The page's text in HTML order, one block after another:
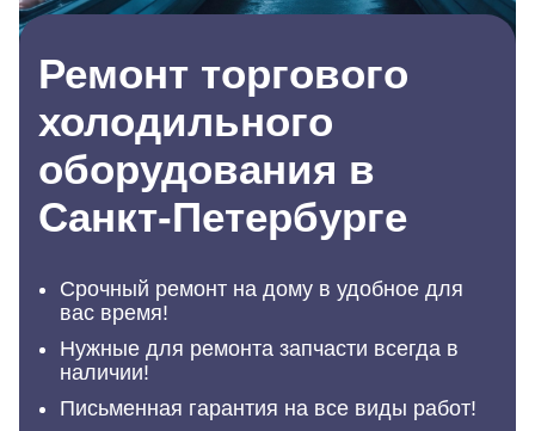
Ремонт торгового
холодильного
оборудования в
Санкт-Петербурге
Срочный ремонт на дому в удобное для
вас время!
Нужные для ремонта запчасти всегда в
наличии!
Письменная гарантия на все виды работ!